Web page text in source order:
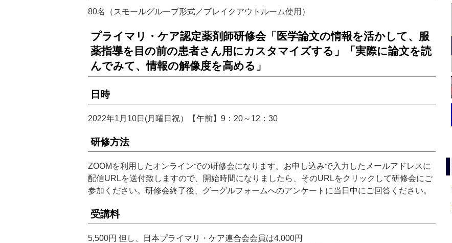
80名（スモールグループ形式／ブレイクアウトルーム使用）
プライマリ・ケア認定薬剤師研修会「医学論文の情報を活かして、服
薬指導を目の前の患者さん用にカスタマイズする」「実際に論文を読
んでみて、情報の解像度を高める」
日時
2022年1月10日(月曜日祝）【午前】9：20～12：30
研修方法
ZOOMを利用したオンラインでの研修会になります。お申し込みで入力したメールアドレスに
配信URLを送付致しますので、開始時間になりましたら、そのURLをクリックして研修会にご
参加ください。研修会終了後、グーグルフォームへのアンケートに当日中にご回答ください。
受講料
5,500円 但し、日本プライマリ・ケア連合会会員は4,000円